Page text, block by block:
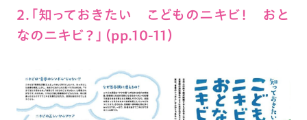
2.「知っておきたい こどものニキビ！ おと
なのニキビ？」（pp.10-11）